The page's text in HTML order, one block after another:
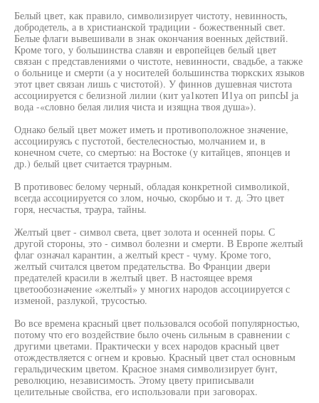
Белый цвет, как правило, символизирует чистоту, невинность,
добродетель, а в христианской традиции - божественный свет.
Белые флаги вывешивали в знак окончания военных действий.
Кроме того, у большинства славян и европейцев белый цвет
связан с представлениями о чистоте, невинности, свадьбе, а также
о больнице и смерти (а у носителей большинства тюркских языков
этот цвет связан лишь с чистотой). У финнов душевная чистота
ассоциируется с белизной лилии (кит уа1котеп И1уа оп рипсЫ ja
вода -«словно белая лилия чиста и изящна твоя душа»).
Однако белый цвет может иметь и противоположное значение,
ассоциируясь с пустотой, бестелесностью, молчанием и, в
конечном счете, со смертью: на Востоке (у китайцев, японцев и
др.) белый цвет считается траурным.
В противовес белому черный, обладая конкретной символикой,
всегда ассоциируется со злом, ночью, скорбью и т. д. Это цвет
горя, несчастья, траура, тайны.
Желтый цвет - символ света, цвет золота и осенней поры. С
другой стороны, это - символ болезни и смерти. В Европе желтый
флаг означал карантин, а желтый крест - чуму. Кроме того,
желтый считался цветом предательства. Во Франции двери
предателей красили в желтый цвет. В настоящее время
цветообозначение «желтый» у многих народов ассоциируется с
изменой, разлукой, трусостью.
Во все времена красный цвет пользовался особой популярностью,
потому что его воздействие было очень сильным в сравнении с
другими цветами. Практически у всех народов красный цвет
отождествляется с огнем и кровью. Красный цвет стал основным
геральдическим цветом. Красное знамя символизирует бунт,
революцию, независимость. Этому цвету приписывали
целительные свойства, его использовали при заговорах.